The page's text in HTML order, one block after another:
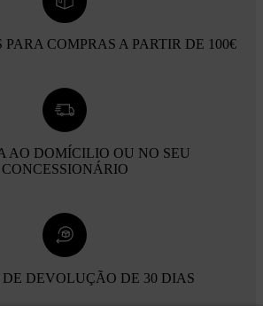
PARA COMPRAS A PARTIR DE 100€
AO DOMÍCILIO OU NO SEU
CONCESSIONÁRIO
DEVOLUÇÃO DE 30 DIAS